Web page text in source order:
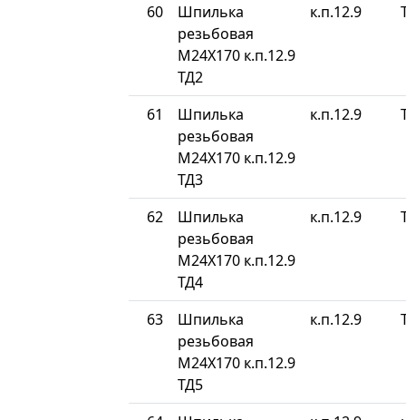
60
Шпилька
резьбовая
М24Х170 к.п.12.9
ТД2
к.п.12.9
61
Шпилька
резьбовая
М24Х170 к.п.12.9
ТД3
к.п.12.9
62
Шпилька
резьбовая
М24Х170 к.п.12.9
ТД4
к.п.12.9
63
Шпилька
резьбовая
М24Х170 к.п.12.9
ТД5
к.п.12.9